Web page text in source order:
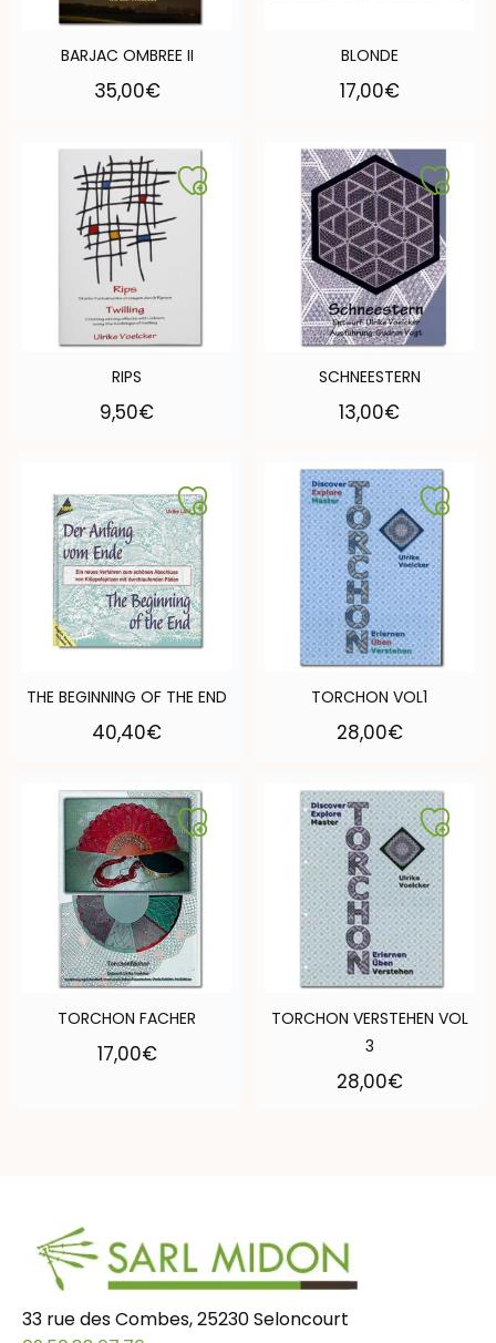
BARJAC OMBREE II
35,00€
BLONDE
17,00€
RIPS
9,50€
SCHNEESTERN
13,00€
THE BEGINNING OF THE END
40,40€
TORCHON VOL1
28,00€
TORCHON FACHER
17,00€
TORCHON VERSTEHEN VOL
3
28,00€
33 rue des Combes, 25230 Seloncourt